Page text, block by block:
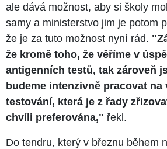
ale dává možnost, aby si školy
samy a ministerstvo jim je potom
že je za tuto možnost nyní rád.
že kromě toho, že věříme v
antigenních testů, tak zároveň
budeme intenzivně pracovat na
testování, která je z řady
chvíli preferována," řekl.
Do tendru, který v březnu během